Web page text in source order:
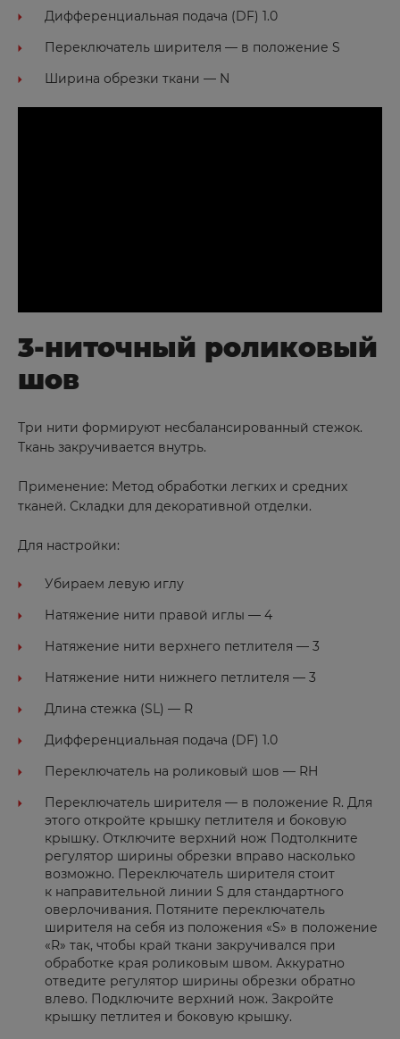
Дифференциальная подача (DF) 1.0
Переключатель ширителя — в положение S
Ширина обрезки ткани — N
3-ниточный роликовый
шов
Три нити формируют несбалансированный стежок.
Ткань закручивается внутрь.
Применение: Метод обработки легких и средних
тканей. Складки для декоративной отделки.
Для настройки:
Убираем левую иглу
Натяжение нити правой иглы — 4
Натяжение нити верхнего петлителя — 3
Натяжение нити нижнего петлителя — 3
Длина стежка (SL) — R
Дифференциальная подача (DF) 1.0
Переключатель на роликовый шов — RH
Переключатель ширителя — в положение R. Для
этого откройте крышку петлителя и боковую
крышку. Отключите верхний нож Подтолкните
регулятор ширины обрезки вправо насколько
возможно. Переключатель ширителя стоит
к направительной линии S для стандартного
оверлочивания. Потяните переключатель
ширителя на себя из положения «S» в положение
«R» так, чтобы край ткани закручивался при
обработке края роликовым швом. Аккуратно
отведите регулятор ширины обрезки обратно
влево. Подключите верхний нож. Закройте
крышку петлитея и боковую крышку.